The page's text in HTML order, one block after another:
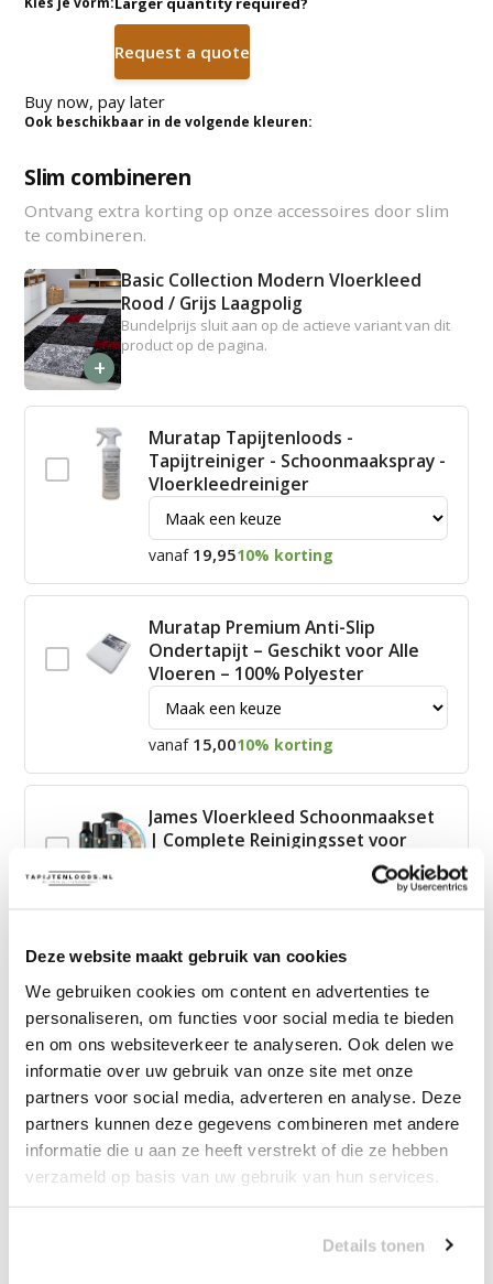
Deze website maakt gebruik van cookies
We gebruiken cookies om content en advertenties te
personaliseren, om functies voor social media te bieden
en om ons websiteverkeer te analyseren. Ook delen we
informatie over uw gebruik van onze site met onze
partners voor social media, adverteren en analyse. Deze
partners kunnen deze gegevens combineren met andere
informatie die u aan ze heeft verstrekt of die ze hebben
verzameld op basis van uw gebruik van hun services.
Details tonen
Request a quote
Buy now, pay later
Ook beschikbaar in de volgende kleuren:
Slim combineren
Ontvang extra korting op onze accessoires door slim
te combineren.
+
Basic Collection Modern Vloerkleed
Rood / Grijs Laagpolig
Bundelprijs sluit aan op de actieve variant van dit
product op de pagina.
Muratap Tapijtenloods -
Tapijtreiniger - Schoonmaakspray -
Vloerkleedreiniger
vanaf 19,9510% korting
Muratap Premium Anti-Slip
Ondertapijt – Geschikt voor Alle
Vloeren – 100% Polyester
vanaf 15,0010% korting
James Vloerkleed Schoonmaakset
| Complete Reinigingsset voor
Bundelkorting:49,9539,00
Je bespaart10,95
Vink producten om toe te voegen
Heb je een vraag over dit product?